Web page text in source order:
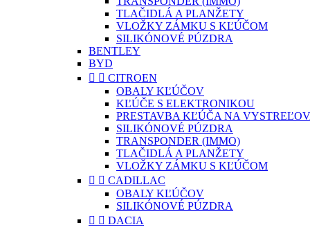
TLAČIDLÁ A PLANŽETY
VLOŽKY ZÁMKU S KĽÚČOM
SILIKÓNOVÉ PÚZDRA
BENTLEY
BYD
  CITROEN
OBALY KĽÚČOV
KĽÚČE S ELEKTRONIKOU
PRESTAVBA KĽÚČA NA
SILIKÓNOVÉ PÚZDRA
TRANSPONDER (IMMO)
TLAČIDLÁ A PLANŽETY
VLOŽKY ZÁMKU S KĽÚČOM
  CADILLAC
OBALY KĽÚČOV
SILIKÓNOVÉ PÚZDRA
  DACIA